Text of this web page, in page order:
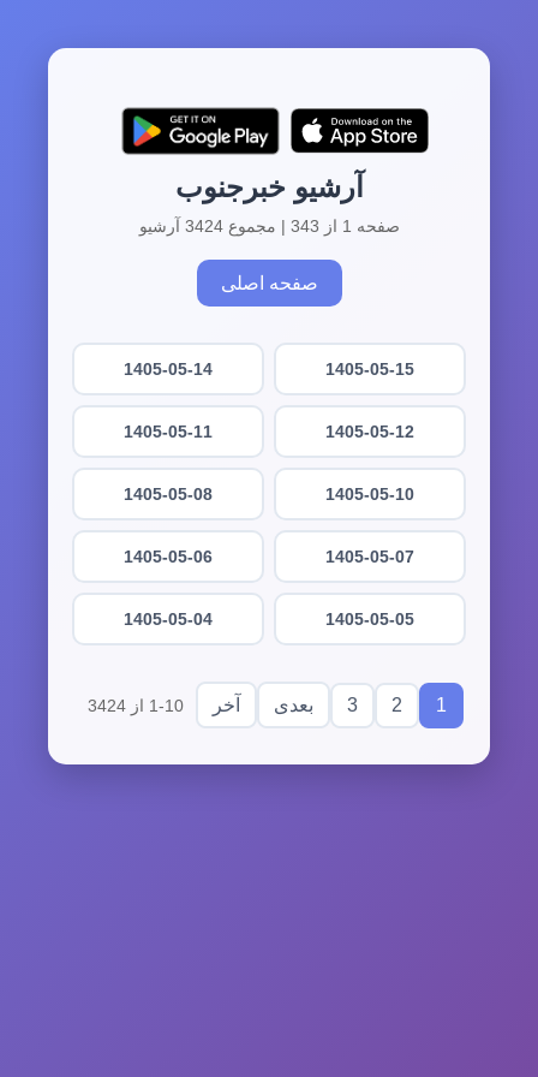
آرشیو خبرجنوب
صفحه 1 از 343 | مجموع 3424 آرشیو
صفحه اصلی
1405-05-15
1405-05-14
1405-05-12
1405-05-11
1405-05-10
1405-05-08
1405-05-07
1405-05-06
1405-05-05
1405-05-04
1
2
3 بعدی آخر 1-10 از 3424